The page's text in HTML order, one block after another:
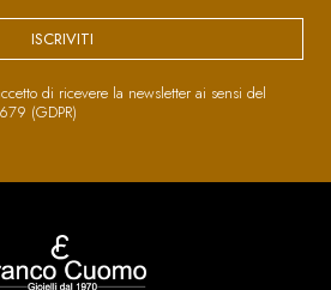
ISCRIVITI
di ricevere la newsletter ai sensi del
(GDPR)